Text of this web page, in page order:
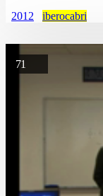
2012 iberocabri
71